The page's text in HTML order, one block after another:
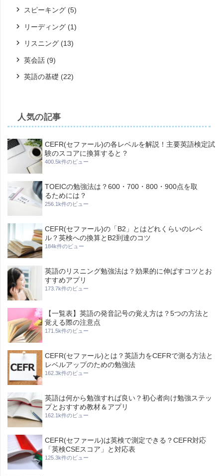
スピーキング (5)
リーディング (1)
リスニング (13)
英会話 (9)
英語の基礎 (22)
人気の記事
CEFR(セファール)の各レベルを解説！主要英語検定試
験のスコアに換算すると？
400.5k件のビュー
TOEICの勉強法は？600・700・800・900点を取
るためには？
256.1k件のビュー
CEFR(セファール)の「B2」とはどれくらいのレベ
ル？英検への換算とB2到達のコツ
184k件のビュー
英語のリスニング勉強法は？効果的に伸ばすコツとお
すすめアプリ
173.7k件のビュー
【一覧表】英語の発音記号の覚え方は？5つの方法と
覚える際の注意点
171.5k件のビュー
CEFR(セファール)とは？英語力をCEFRで測る方法と
レベルアップのための勉強法
162.3k件のビュー
英語は何から勉強すれば良い？初心者向け勉強ステッ
プとおすすめ教材＆アプリ
162.1k件のビュー
CEFR(セファール)は英検で測定できる？CEFR対応
「英検CSEスコア」と対応表
125.3k件のビュー